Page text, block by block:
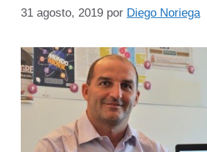
31 agosto, 2019 por Diego Noriega